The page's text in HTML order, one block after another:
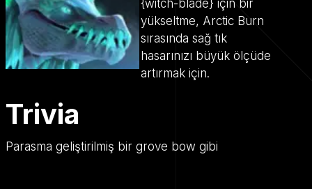
{witch-blade} için bir
yükseltme, Arctic Burn
sırasında sağ tık
hasarınızı büyük ölçüde
artırmak için.
Trivia
Parasma geliştirilmiş bir grove bow gibi